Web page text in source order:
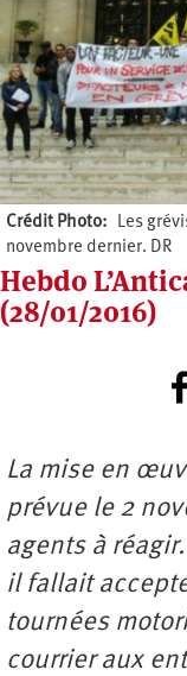
Crédit Photo
Les
novembre dernier. DR
Hebdo
(28/01/2016)
La mise en
prévue le 2
agents à
il fallait
tournées
courrier aux